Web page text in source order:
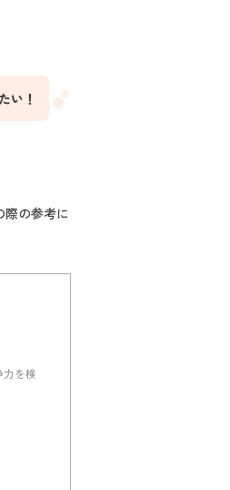
い！
際の参考に
を検